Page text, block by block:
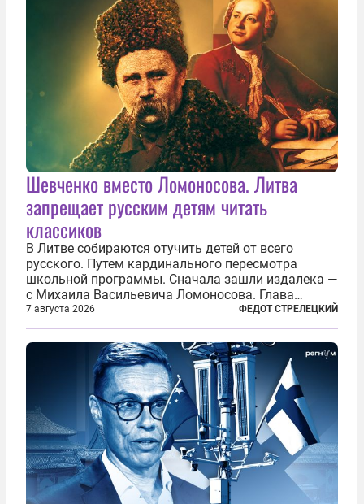
Шевченко вместо Ломоносова. Литва
запрещает русским детям читать
классиков
В Литве собираются отучить детей от всего
русского. Путем кардинального пересмотра
школьной программы. Сначала зашли издалека —
с Михаила Васильевича Ломоносова. Глава
правительства Литвы Миндаугас Синкявичюс
предложил исключить его тексты из программ
общего образования. Мотивировал он это тем,
7 августа 2026 ФЕДОТ СТРЕЛЕЦКИЙ